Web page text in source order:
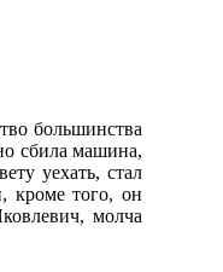
большинства
сбила машина,
уехать, стал
кроме того, он
молча